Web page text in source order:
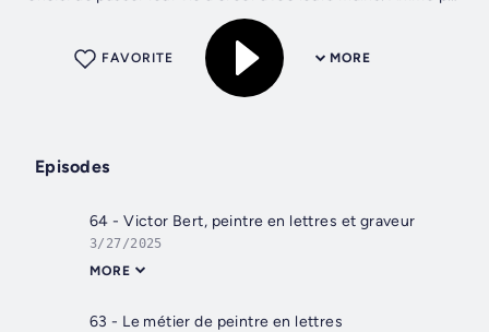
Lisa Millet,...
MORE
FAVORITE
Episodes
64 - Victor Bert, peintre en lettres et graveur
3/27/2025
MORE
63 - Le métier de peintre en lettres